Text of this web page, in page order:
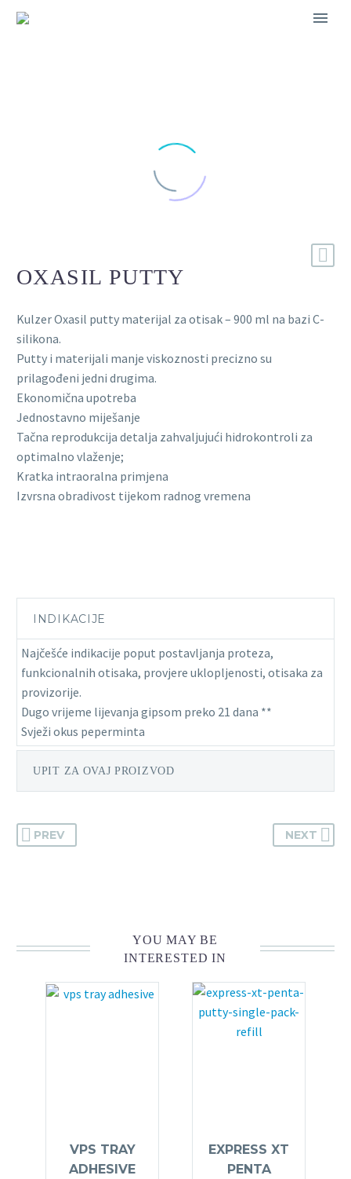
OXASIL PUTTY
Kulzer Oxasil putty materijal za otisak – 900 ml na bazi C-
silikona.
Putty i materijali manje viskoznosti precizno su
prilagođeni jedni drugima.
Ekonomična upotreba
Jednostavno miješanje
Tačna reprodukcija detalja zahvaljujući hidrokontroli za
optimalno vlaženje;
Kratka intraoralna primjena
Izvrsna obradivost tijekom radnog vremena
INDIKACIJE
Najčešće indikacije poput postavljanja proteza,
funkcionalnih otisaka, provjere uklopljenosti, otisaka za
provizorije.
Dugo vrijeme lijevanja gipsom preko 21 dana **
Svježi okus peperminta
UPIT ZA OVAJ PROIZVOD
PREV NEXT
YOU MAY BE
INTERESTED IN
VPS TRAY
ADHESIVE
EXPRESS XT
PENTA